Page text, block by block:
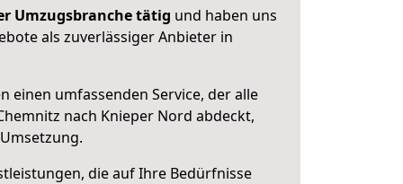
Umzugsbranche tätig und haben uns
als zuverlässiger Anbieter in
einen umfassenden Service, der alle
nach Knieper Nord abdeckt,
die auf Ihre Bedürfnisse